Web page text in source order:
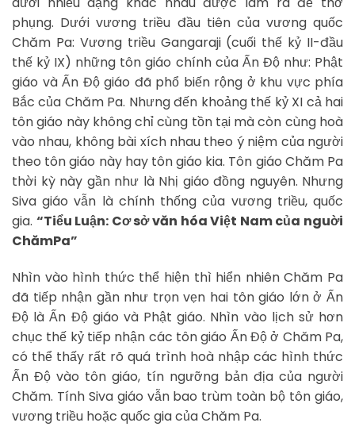
phụng. Dưới vương triều đầu tiên của vương quốc
Chăm Pa: Vương triều Gangaraji (cuối thế kỷ II-đầu
thế kỷ IX) những tôn giáo chính của Ấn Độ như: Phật
giáo và Ấn Độ giáo đã phổ biến rộng ở khu vực phía
Bắc của Chăm Pa. Nhưng đến khoảng thế kỷ XI cả hai
tôn giáo này không chỉ cùng tồn tại mà còn cùng hoà
vào nhau, không bài xích nhau theo ý niệm của người
theo tôn giáo này hay tôn giáo kia. Tôn giáo Chăm Pa
thời kỳ này gần như là Nhị giáo đồng nguyên. Nhưng
Siva giáo vẫn là chính thống của vương triều, quốc
gia. “Tiểu Luận: Cơ sở văn hóa Việt Nam của nguời
ChămPa”
Nhìn vào hình thức thể hiện thì hiển nhiên Chăm Pa
đã tiếp nhận gần như trọn vẹn hai tôn giáo lớn ở Ấn
Độ là Ấn Độ giáo và Phật giáo. Nhìn vào lịch sử hơn
chục thế kỷ tiếp nhận các tôn giáo Ấn Độ ở Chăm Pa,
có thể thấy rất rõ quá trình hoà nhập các hình thức
Ấn Độ vào tôn giáo, tín ngưỡng bản địa của người
Chăm. Tính Siva giáo vẫn bao trùm toàn bộ tôn giáo,
vương triều hoặc quốc gia của Chăm Pa.